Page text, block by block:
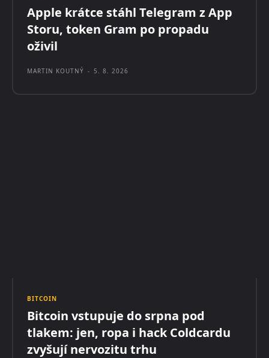
Apple krátce stáhl Telegram z App
Storu, token Gram po propadu
oživil
MARTIN KOUTNÝ - 5. 8. 2026
BITCOIN
Bitcoin vstupuje do srpna pod
tlakem: jen, ropa i hack Coldcardu
zvyšují nervozitu trhu